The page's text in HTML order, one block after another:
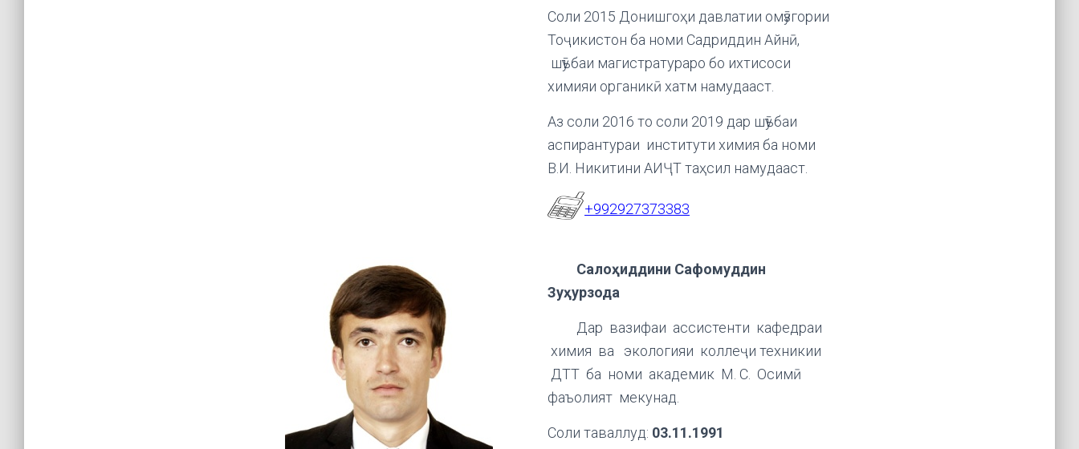
Соли 2015 Донишгоҳи давлатии омӯзгории
Тоҷикистон ба номи Садриддин Айнӣ,
шӯъбаи магистратураро бо ихтисоси
химияи органикӣ хатм намудааст.
Аз соли 2016 то соли 2019 дар шӯъбаи
аспирантураи институти химия ба номи
В.И. Никитини АИҶТ таҳсил намудааст.
+992927373383
Салоҳиддини Сафомуддин
Зуҳурзода
Дар вазифаи ассистенти кафедраи
химия ва экологияи коллеҷи техникии
ДТТ ба номи академик М. С. Осимӣ
фаъолият мекунад.
Соли таваллуд: 03.11.1991